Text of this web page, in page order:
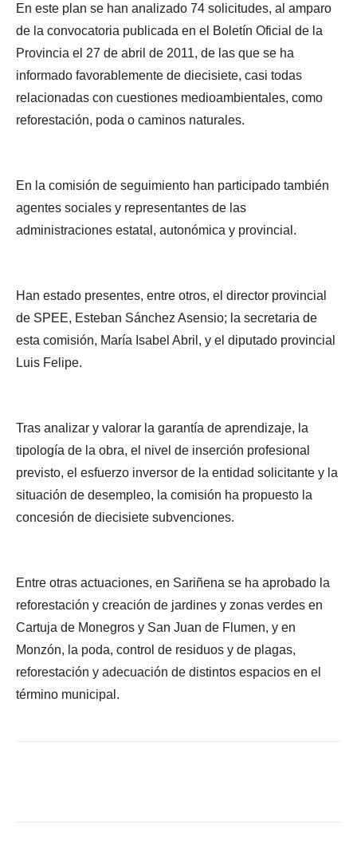
En este plan se han analizado 74 solicitudes, al amparo
de la convocatoria publicada en el Boletín Oficial de la
Provincia el 27 de abril de 2011, de las que se ha
informado favorablemente de diecisiete, casi todas
relacionadas con cuestiones medioambientales, como
reforestación, poda o caminos naturales.
En la comisión de seguimiento han participado también
agentes sociales y representantes de las
administraciones estatal, autonómica y provincial.
Han estado presentes, entre otros, el director provincial
de SPEE, Esteban Sánchez Asensio; la secretaria de
esta comisión, María Isabel Abril, y el diputado provincial
Luis Felipe.
Tras analizar y valorar la garantía de aprendizaje, la
tipología de la obra, el nivel de inserción profesional
previsto, el esfuerzo inversor de la entidad solicitante y la
situación de desempleo, la comisión ha propuesto la
concesión de diecisiete subvenciones.
Entre otras actuaciones, en Sariñena se ha aprobado la
reforestación y creación de jardines y zonas verdes en
Cartuja de Monegros y San Juan de Flumen, y en
Monzón, la poda, control de residuos y de plagas,
reforestación y adecuación de distintos espacios en el
término municipal.